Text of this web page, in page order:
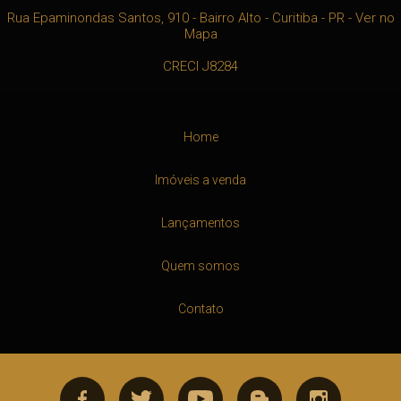
Rua Epaminondas Santos, 910 - Bairro Alto - Curitiba - PR- Ver no
Mapa
CRECI J8284
Home
Imóveis a venda
Lançamentos
Quem somos
Contato